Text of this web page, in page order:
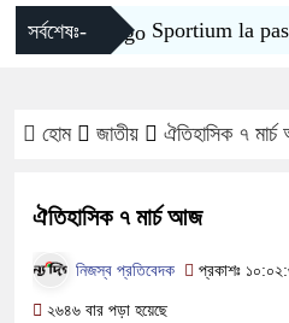
সর্বশেষঃ- Sportium la
হোম জাতীয় ঐতিহাসিক ৭
ঐতিহাসিক ৭ মার্চ আজ
নিজস্ব প্রতিবেদক প্রকাশঃ
২৬৪৬ বার পড়া হয়েছে